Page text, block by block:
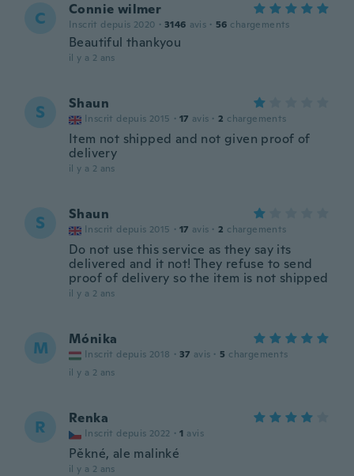
C Connie wilmer
Inscrit depuis 2020 · 3146 avis · 56 chargements
Beautiful thankyou
il y a 2 ans
S Shaun
Inscrit depuis 2015 · 17 avis · 2 chargements
Item not shipped and not given proof of
delivery
il y a 2 ans
S Shaun
Inscrit depuis 2015 · 17 avis · 2 chargements
Do not use this service as they say its
delivered and it not! They refuse to send
proof of delivery so the item is not shipped
il y a 2 ans
M Mónika
Inscrit depuis 2018 · 37 avis · 5 chargements
il y a 2 ans
R Renka
Inscrit depuis 2022 · 1 avis
Pěkné, ale malinké
il y a 2 ans